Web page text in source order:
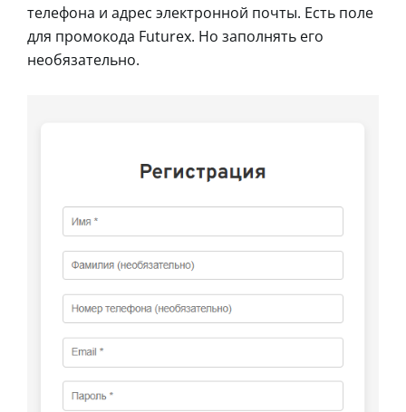
телефона и адрес электронной почты. Есть поле
для промокода Futurex. Но заполнять его
необязательно.